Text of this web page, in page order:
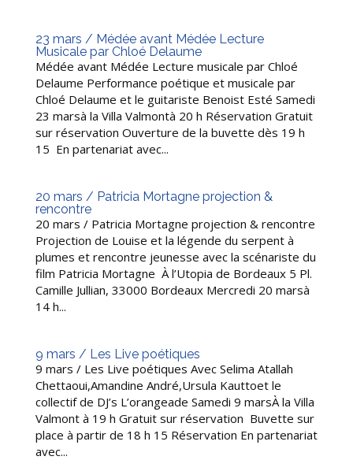
23 mars / Médée avant Médée Lecture
Musicale par Chloé Delaume
Médée avant Médée Lecture musicale par Chloé
Delaume Performance poétique et musicale par
Chloé Delaume et le guitariste Benoist Esté Samedi
23 marsà la Villa Valmontà 20 h Réservation Gratuit
sur réservation Ouverture de la buvette dès 19 h
15 En partenariat avec...
20 mars / Patricia Mortagne projection &
rencontre
20 mars / Patricia Mortagne projection & rencontre
Projection de Louise et la légende du serpent à
plumes et rencontre jeunesse avec la scénariste du
film Patricia Mortagne À l’Utopia de Bordeaux 5 Pl.
Camille Jullian, 33000 Bordeaux Mercredi 20 marsà
14 h...
9 mars / Les Live poétiques
9 mars / Les Live poétiques Avec Selima Atallah
Chettaoui,Amandine André,Ursula Kauttoet le
collectif de DJ’s L’orangeade Samedi 9 marsÀ la Villa
Valmont à 19 h Gratuit sur réservation Buvette sur
place à partir de 18 h 15 Réservation En partenariat
avec...